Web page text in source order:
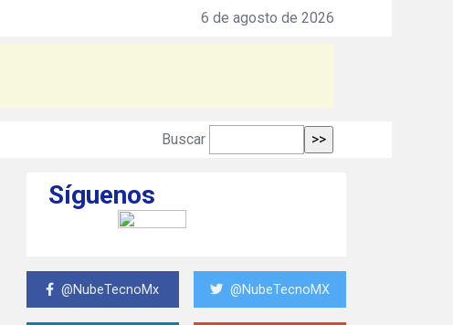
Zero Production de Heineken6 de agosto de 2026
Buscar
Síguenos
@NubeTecnoMx @NubeTecnoMX